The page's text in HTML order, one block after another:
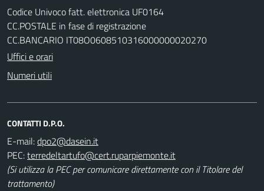
Codice Univoco fatt. elettronica UF0164
CC.POSTALE in fase di registrazione
CC.BANCARIO IT08O0608510316000000020270
Uffici e orari
Numeri utili
CONTATTI D.P.O.
E-mail:
PEC:
(Si utilizza la PEC per comunicare direttamente con il Titolare del
trattamento)